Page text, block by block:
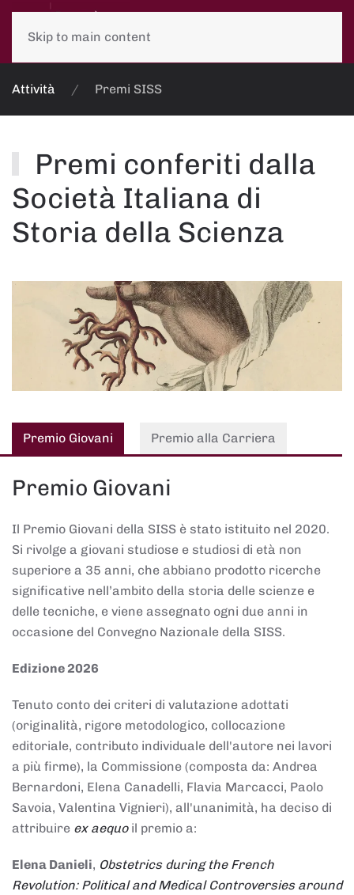
Skip to main content
Attività Premi SISS
Premi conferiti dalla
Società Italiana di
Storia della Scienza
Premio Giovani Premio alla Carriera
Premio Giovani
Il Premio Giovani della SISS è stato istituito nel 2020.
Si rivolge a giovani studiose e studiosi di età non
superiore a 35 anni, che abbiano prodotto ricerche
significative nell’ambito della storia delle scienze e
delle tecniche, e viene assegnato ogni due anni in
occasione del Convegno Nazionale della SISS.
Edizione 2026
Tenuto conto dei criteri di valutazione adottati
(originalità, rigore metodologico, collocazione
editoriale, contributo individuale dell'autore nei lavori
a più firme), la Commissione (composta da: Andrea
Bernardoni, Elena Canadelli, Flavia Marcacci, Paolo
Savoia, Valentina Vignieri), all'unanimità, ha deciso di
attribuire ex aequoil premio a:
Elena Danieli, Obstetrics during the French
Revolution: Political and Medical Controversies around